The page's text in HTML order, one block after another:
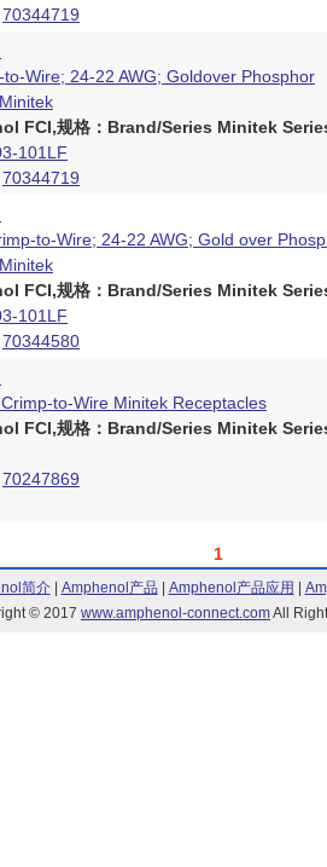
70344719
Wire; 24-22 AWG; Goldover Phosphor
FCI,规格：Brand/Series Minitek
101LF
70344719
to-Wire; 24-22 AWG; Gold over
FCI,规格：Brand/Series Minitek
101LF
70344580
to-Wire Minitek Receptacles
FCI,规格：Brand/Series Minitek
70247869
1
简介| Amphenol产品 Amphenol产品应用
© 2017 www.amphenol-connect.comAll